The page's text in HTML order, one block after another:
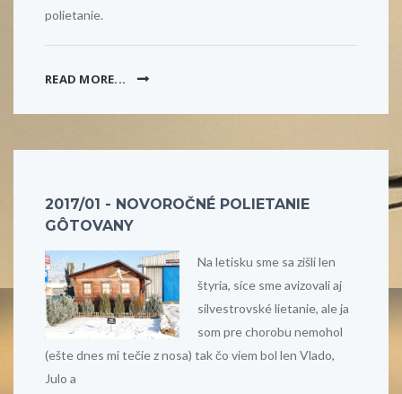
polietanie.
READ MORE...
2017/01 - NOVOROČNÉ POLIETANIE
GÔTOVANY
Na letisku sme sa zišli len
štyria, síce sme avizovali aj
silvestrovské lietanie, ale ja
som pre chorobu nemohol
(ešte dnes mi tečie z nosa) tak čo viem bol len Vlado,
Julo a